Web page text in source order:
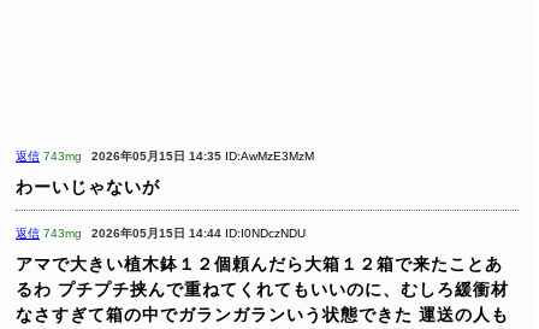
返信 743mg 2026年05月15日 14:35 ID:AwMzE3MzM
わーいじゃないが
返信 743mg 2026年05月15日 14:44 ID:I0NDczNDU
アマで大きい植木鉢１２個頼んだら大箱１２箱で来たことあ
るわ プチプチ挟んで重ねてくれてもいいのに、むしろ緩衝材
なさすぎて箱の中でガランガランいう状態できた 運送の人も